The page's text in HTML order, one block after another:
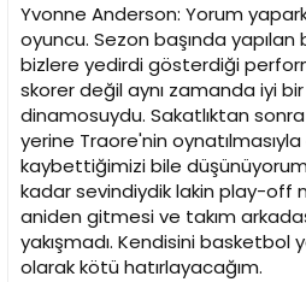
Yvonne Anderson: Yorum
oyuncu. Sezon başında
bizlere yedirdi gösterdiği
skorer değil aynı zamanda iyi bir
dinamosuydu. Sakatlıktan
yerine Traore'nin
kaybettiğimizi bile
kadar sevindiydik lakin play-off
aniden gitmesi ve takım
yakışmadı. Kendisini basketbol
olarak kötü hatırlayacağım.